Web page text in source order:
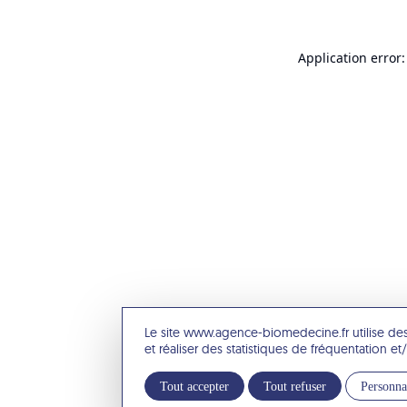
Le site www.agence-biomedecine.fr utilise
et réaliser des statistiques de fréquentation
Tout accepter Tout refuser
Application